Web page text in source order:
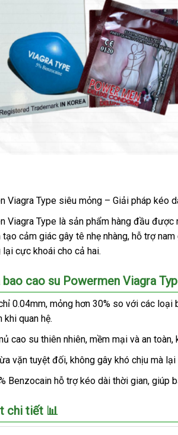
Viagra Type siêu mỏng – Giải pháp kéo
Viagra Type là sản phẩm hàng đầu
cảm giác gây tê nhẹ nhàng, hỗ trợ
cực khoái cho cả hai.
cao su Powermen Viagra
0.04mm, mỏng hơn 30% so với các
khi quan hệ.
cao su thiên nhiên, mềm mại và an
vặn tuyệt đối, không gây khó chịu mà
Benzocain hỗ trợ kéo dài thời gian, giúp
chi tiết 📊